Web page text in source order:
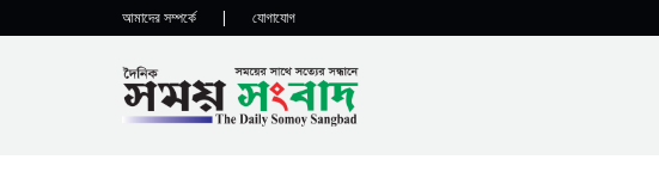
আমাদের সম্পর্কে | যোগাযোগ